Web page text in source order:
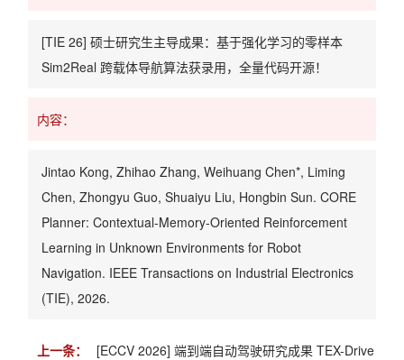
[TIE 26] 硕士研究生主导成果：基于强化学习的零样本
Sim2Real 跨载体导航算法获录用，全量代码开源！
内容：
Jintao Kong, Zhihao Zhang, Weihuang Chen*, Liming
Chen, Zhongyu Guo, Shuaiyu Liu, Hongbin Sun. CORE
Planner: Contextual-Memory-Oriented Reinforcement
Learning in Unknown Environments for Robot
Navigation. IEEE Transactions on Industrial Electronics
(TIE), 2026.
上一条： [ECCV 2026] 端到端自动驾驶研究成果 TEX-Drive